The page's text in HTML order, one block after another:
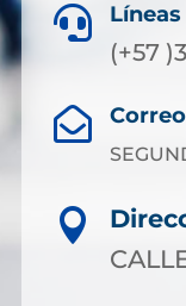

(+57

